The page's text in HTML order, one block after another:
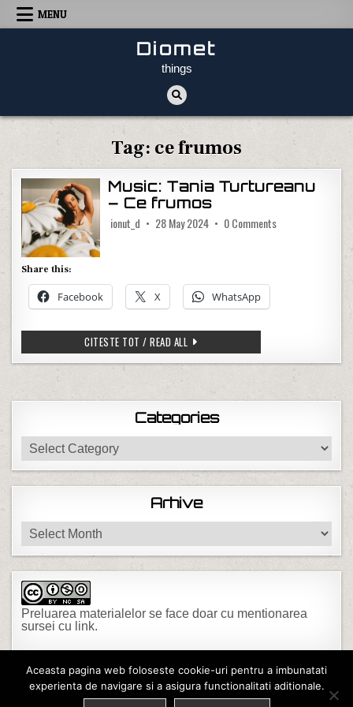
Skip to content
MENU
Diomet
things
Tag: ce frumos
Music: Tania Turtureanu
– Ce frumos
ionut_d 28 May 2024 0 Commentson Music: Tania
Share this:
Facebook X WhatsApp
CITESTE TOT / READ ALL MUSIC: TANIA TURTUREANU – CE
Categories
Categories
Arhive
Arhive
Preluarea materialelor se face doar cu mentionarea
sursei cu link.
Copyright © 2026 Diomet
Aceasta pagina web foloseste cookie-uri pentru a imbunatati
experienta de navigare si a asigura functionalitati aditionale.